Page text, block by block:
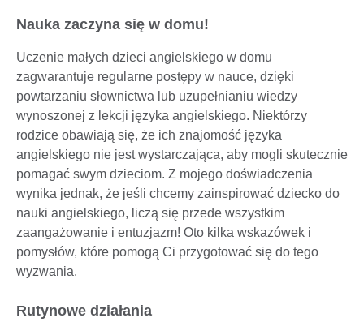
Nauka zaczyna się w domu!
Uczenie małych dzieci angielskiego w domu
zagwarantuje regularne postępy w nauce, dzięki
powtarzaniu słownictwa lub uzupełnianiu wiedzy
wynoszonej z lekcji języka angielskiego. Niektórzy
rodzice obawiają się, że ich znajomość języka
angielskiego nie jest wystarczająca, aby mogli skutecznie
pomagać swym dzieciom. Z mojego doświadczenia
wynika jednak, że jeśli chcemy zainspirować dziecko do
nauki angielskiego, liczą się przede wszystkim
zaangażowanie i entuzjazm! Oto kilka wskazówek i
pomysłów, które pomogą Ci przygotować się do tego
wyzwania.
Rutynowe działania